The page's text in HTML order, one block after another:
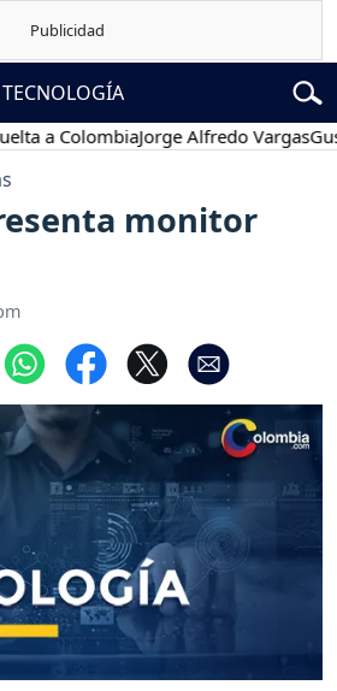
TECNOLOGÍA
ColombiaJorge Alfredo Vargas
monitor